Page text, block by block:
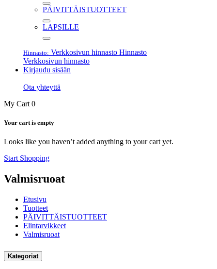
PÄIVITTÄISTUOTTEET
LAPSILLE
Hinnasto: Verkkosivun hinnasto Hinnasto
Verkkosivun hinnasto
Kirjaudu sisään
Ota yhteyttä
My Cart 0
Your cart is empty
Looks like you haven’t added anything to your cart yet.
Start Shopping
Valmisruoat
Etusivu
Tuotteet
PÄIVITTÄISTUOTTEET
Elintarvikkeet
Valmisruoat
Kategoriat